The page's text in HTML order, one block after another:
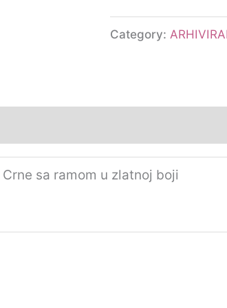
Category:
sa ramom u zlatnoj boji